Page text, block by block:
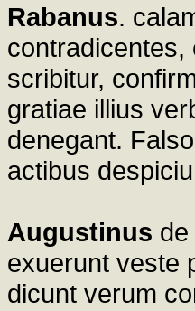
Rabanus.
scribitur,
gratiae illius
denegant.
actibus
Augustinus
exuerunt veste
dicunt verum